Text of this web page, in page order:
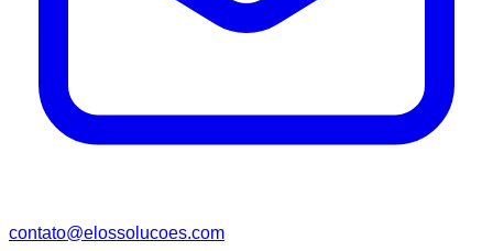
contato@elossolucoes.com